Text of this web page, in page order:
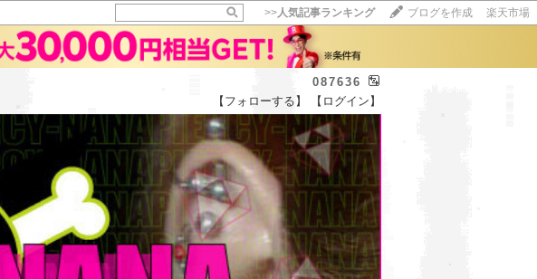
>>人気記事ランキング ブログを作成 楽天市場
087636
【フォローする】
【ログイン】
15記事にいいね！で1ポイント
いいね!